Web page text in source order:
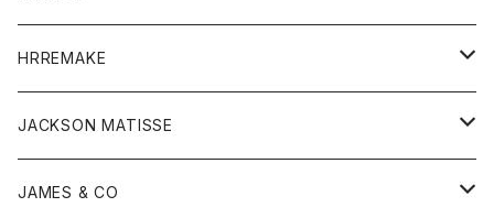
コート
ウォレット
ストール
キッズ
Tシャツ
グッズ
アンダーウェア
トップス
カーディガン
コート
キッズ
Tシャツ
ロンパース
グッズ
靴
トップス
ブラウス
ワンピース
HRREMAKE
バック
キッズ
JACKSON MATISSE
Tシャツ
JAMES & CO